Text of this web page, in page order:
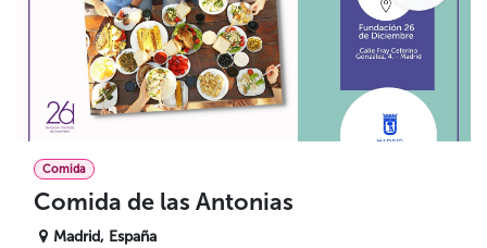
Comida
Comida de las Antonias
Madrid, España